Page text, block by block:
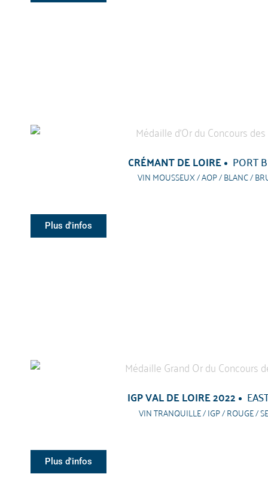
CRÉMANT DE LOIRE PORT
VIN MOUSSEUX / AOP / BLANC /
Plus d'infos
IGP VAL DE LOIRE 2022
VIN TRANQUILLE / IGP / ROUGE /
Plus d'infos